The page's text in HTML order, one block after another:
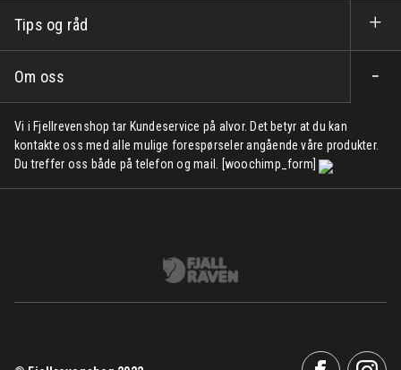
Tips og råd
Om oss
Vi i Fjellrevenshop tar Kundeservice på alvor. Det betyr at du kan
kontakte oss med alle mulige forespørseler angående våre produkter.
Du treffer oss både på telefon og mail. [woochimp_form]